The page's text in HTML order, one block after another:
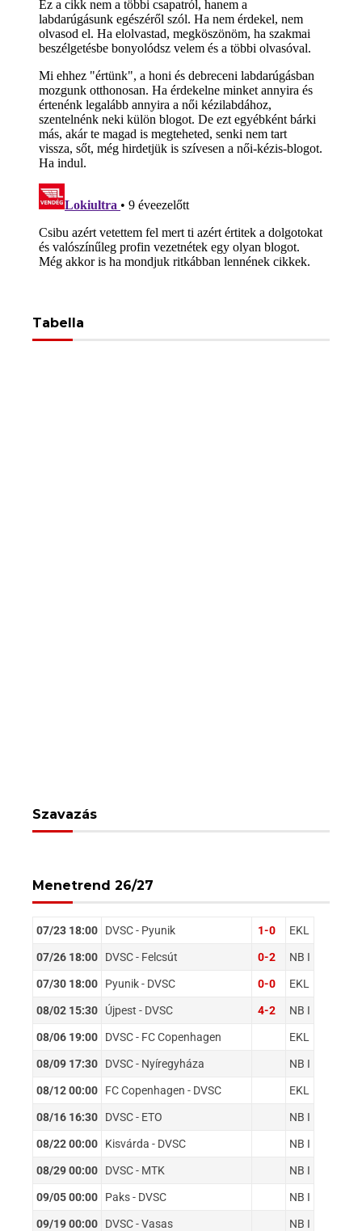
Tabella
Szavazás
Menetrend 26/27
07/23 18:00 DVSC - Pyunik 1-0 EKL
07/26 18:00 DVSC - Felcsút 0-2 NB I
07/30 18:00 Pyunik - DVSC 0-0 EKL
08/02 15:30 Újpest - DVSC 4-2 NB I
08/06 19:00 DVSC - FC Copenhagen EKL
08/09 17:30 DVSC - Nyíregyháza NB I
08/12 00:00 FC Copenhagen - DVSC EKL
08/16 16:30 DVSC - ETO NB I
08/22 00:00 Kisvárda - DVSC NB I
08/29 00:00 DVSC - MTK NB I
09/05 00:00 Paks - DVSC NB I
09/19 00:00 DVSC - Vasas NB I